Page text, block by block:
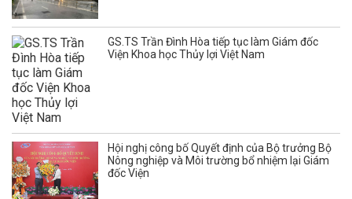
GS.TS Trần Đình Hòa tiếp tục làm Giám đốc
Viện Khoa học Thủy lợi Việt Nam
Hội nghị công bố Quyết định của Bộ trưởng Bộ
Nông nghiệp và Môi trường bổ nhiệm lại Giám
đốc Viện